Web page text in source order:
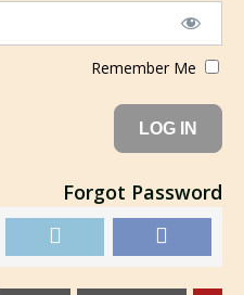
Forgot Password